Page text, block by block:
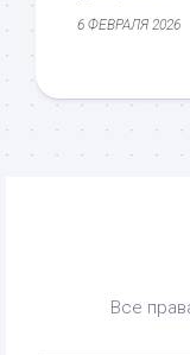
6 ФЕВРАЛЯ 2026
Все